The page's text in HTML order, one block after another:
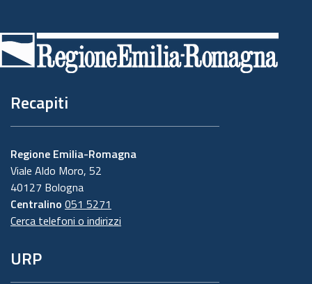
di
pagina
Recapiti
Regione Emilia-Romagna
Viale Aldo Moro, 52
40127 Bologna
Centralino 051 5271
Cerca telefoni o indirizzi
URP